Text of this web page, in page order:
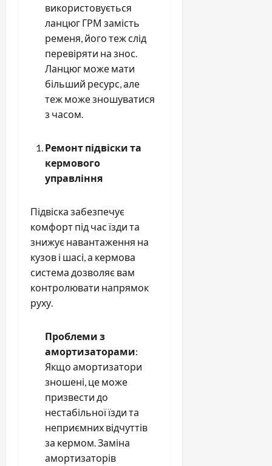
використовується
ланцюг ГРМ замість
ременя, його теж слід
перевіряти на знос.
Ланцюг може мати
більший ресурс, але
теж може зношуватися
з часом.
Ремонт підвіски та
кермового
управління
Підвіска забезпечує
комфорт під час їзди та
знижує навантаження на
кузов і шасі, а кермова
система дозволяє вам
контролювати напрямок
руху.
Проблеми з
амортизаторами:
Якщо амортизатори
зношені, це може
призвести до
нестабільної їзди та
неприємних відчуттів
за кермом. Заміна
амортизаторів